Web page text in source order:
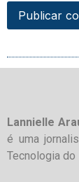
Lannielle
é uma
Tecnologia do